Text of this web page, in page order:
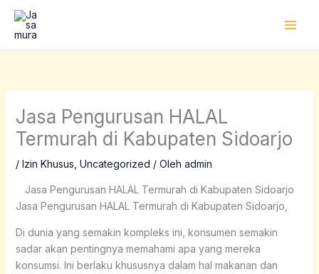
Lewati
konten
Jasa Pengurusan HALAL
Termurah di Kabupaten Sidoarjo
/ Izin Khusus Uncategorized / Oleh admin
Jasa Pengurusan HALAL Termurah di Kabupaten Sidoarjo
Jasa Pengurusan HALAL Termurah di Kabupaten Sidoarjo,
Di dunia yang semakin kompleks ini, konsumen semakin
sadar akan pentingnya memahami apa yang mereka
konsumsi. Ini berlaku khususnya dalam hal makanan dan